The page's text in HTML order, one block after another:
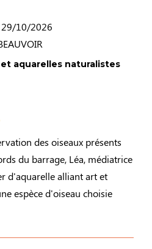
29/10/2026
aquarelles naturalistes
des oiseaux présents
du barrage, Léa, médiatrice
d'aquarelle alliant art et
espèce d'oiseau choisie